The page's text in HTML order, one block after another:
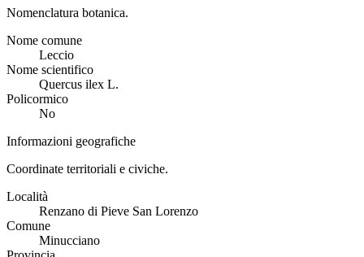
Nomenclatura botanica.
Nome comune
Leccio
Nome scientifico
Quercus ilex L.
Policormico
No
Informazioni geografiche
Coordinate territoriali e civiche.
Località
Renzano di Pieve San Lorenzo
Comune
Minucciano